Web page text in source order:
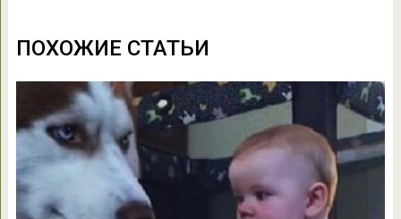
ПОХОЖИЕ СТАТЬИ